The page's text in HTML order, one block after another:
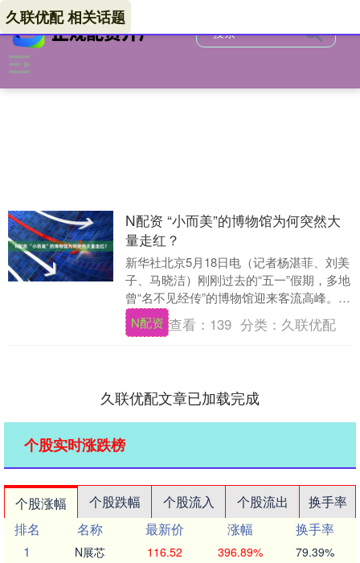
久联优配 相关话题
N配资 “小而美”的博物馆为何突然大
量走红？
新华社北京5月18日电（记者杨湛菲、刘美
子、马晓洁）刚刚过去的“五一”假期，多地
曾“名不见经传”的博物馆迎来客流高峰。洛
阳龙门博物馆接待游客总量达3.7万人次
N....
N配资 查看： 139 分类： 久联优配
久联优配文章已加载完成
个股实时涨跌榜
个股涨幅 个股跌幅 个股流入 个股流出
换手率
排名
名称 最新价 涨幅
换手率
1
N展芯 116.52 396.89% 79.39%